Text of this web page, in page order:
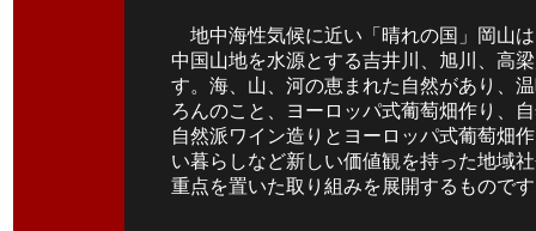
地中海性気候に近い「晴れの国」岡山
中国山地を水源とする吉井川、旭川、高
す。海、山、河の恵まれた自然があり、
ろんのこと、ヨーロッパ式葡萄畑作り、
自然派ワイン造りとヨーロッパ式葡萄畑
い暮らしなど新しい価値観を持った地域
重点を置いた取り組みを展開するもので